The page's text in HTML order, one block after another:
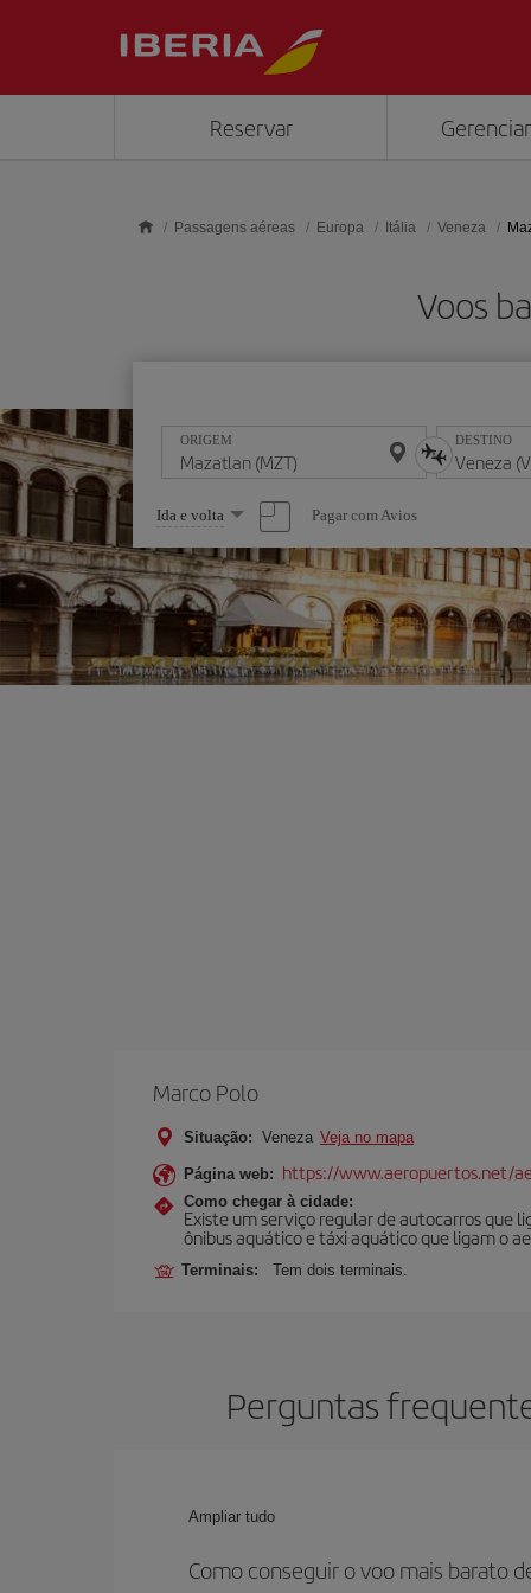
Reservar
Passagens aéreas Europa Itália Veneza
Voos
ORIGEM DESTINO
Selecione
uma
opção
Ida e volta Pagar com Avios
Marco Polo
Situação: Veneza Veja no mapa
Página web: https://www.aeropuertos.net/
Como chegar à cidade:
Existe um serviço regular de autocarros que
ônibus aquático e táxi aquático que ligam o
Terminais: Tem dois terminais.
Perguntas
Ampliar tudo
Como conseguir o voo mais barato